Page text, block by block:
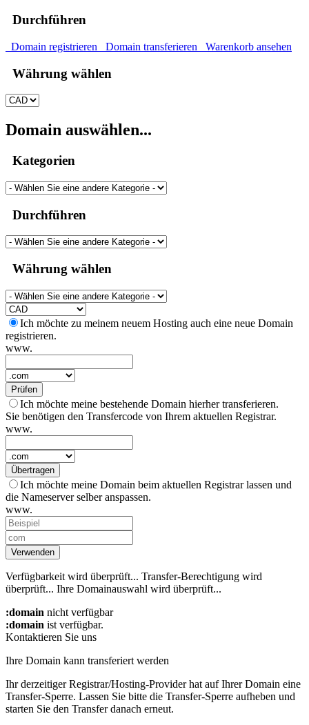
Durchführen
Domain registrieren Domain transferieren Warenkorb ansehen
Währung wählen
Domain auswählen...
Kategorien
Durchführen
Währung wählen
Ich möchte zu meinem neuem Hosting auch eine neue Domain
registrieren.
www.
Prüfen
Ich möchte meine bestehende Domain hierher transferieren.
Sie benötigen den Transfercode von Ihrem aktuellen Registrar.
www.
Übertragen
Ich möchte meine Domain beim aktuellen Registrar lassen und
die Nameserver selber anspassen.
www.
Verwenden
Verfügbarkeit wird überprüft... Transfer-Berechtigung wird
überprüft... Ihre Domainauswahl wird überprüft...
:domain nicht verfügbar
:domain ist verfügbar.
Kontaktieren Sie uns
Ihre Domain kann transferiert werden
Ihr derzeitiger Registrar/Hosting-Provider hat auf Ihrer Domain eine
Transfer-Sperre. Lassen Sie bitte die Transfer-Sperre aufheben und
starten Sie den Transfer danach erneut.